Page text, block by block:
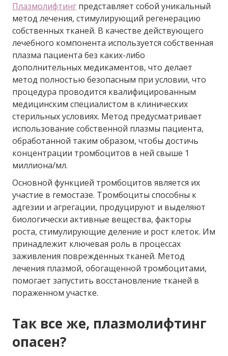
Плазмолифтингпредставляет собой уникальный
метод лечения, стимулирующий регенерацию
собственных тканей. В качестве действующего
лечебного компонента используется собственная
плазма пациента без каких-либо
дополнительных медикаментов, что делает
метод полностью безопасным при условии, что
процедура проводится квалифицированным
медицинским специалистом в клинических
стерильных условиях. Метод предусматривает
использование собственной плазмы пациента,
обработанной таким образом, чтобы достичь
концентрации тромбоцитов в ней свыше 1
миллиона/мл.
Основной функцией тромбоцитов является их
участие в гемостазе. Тромбоциты способны к
адгезии и агрегации, продуцируют и выделяют
биологически активные вещества, факторы
роста, стимулирующие деление и рост клеток. Им
принадлежит ключевая роль в процессах
заживления поврежденных тканей. Метод
лечения плазмой, обогащенной тромбоцитами,
помогает запустить восстановление тканей в
пораженном участке.
Так все же, плазмолифтинг
опасен?